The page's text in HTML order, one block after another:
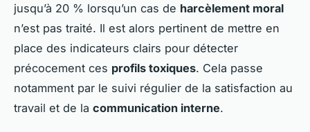
jusqu’à 20 % lorsqu’un cas de harcèlement moral
n’est pas traité. Il est alors pertinent de mettre en
place des indicateurs clairs pour détecter
précocement ces profils toxiques. Cela passe
notamment par le suivi régulier de la satisfaction au
travail et de la communication interne.